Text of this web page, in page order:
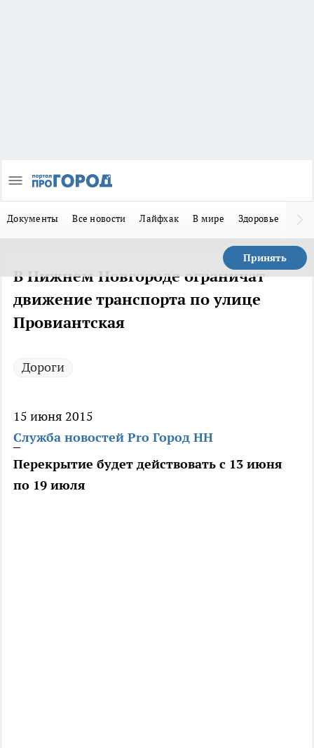
Документы Все новости Лайфхак В мире Здоровье
Принять
В Нижнем Новгороде ограничат
движение транспорта по улице
Провиантская
Дороги
15 июня 2015
Служба новостей Pro Город НН
Перекрытие будет действовать с 13 июня
по 19 июля